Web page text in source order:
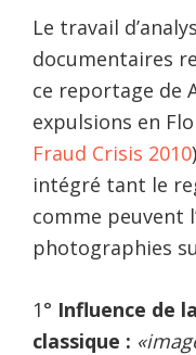
Le travail
documentaires
ce reportage de
expulsions en
Fraud Crisis 2010
intégré tant le
comme peuvent
photographies
1° Influence de
classique :